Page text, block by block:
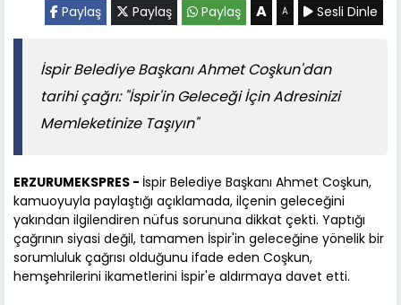
Paylaş Paylaş Paylaş A A Sesli Dinle
İspir Belediye Başkanı Ahmet Coşkun'dan
tarihi çağrı: "İspir'in Geleceği İçin Adresinizi
Memleketinize Taşıyın"
ERZURUMEKSPRES - İspir Belediye Başkanı Ahmet Coşkun,
kamuoyuyla paylaştığı açıklamada, ilçenin geleceğini
yakından ilgilendiren nüfus sorununa dikkat çekti. Yaptığı
çağrının siyasi değil, tamamen İspir'in geleceğine yönelik bir
sorumluluk çağrısı olduğunu ifade eden Coşkun,
hemşehrilerini ikametlerini İspir'e aldırmaya davet etti.